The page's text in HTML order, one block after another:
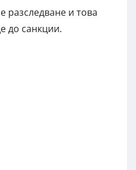
разследване и това
до санкции.